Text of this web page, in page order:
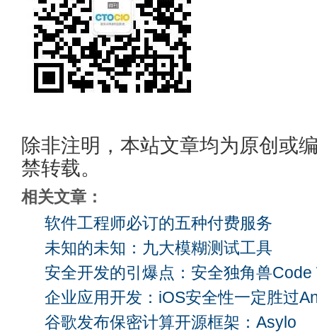
除非注明，本站文章均为原创或
禁转载。
相关文章：
软件工程师必订的五种付费服务
未知的未知：九大模糊测试工具
安全开发的引爆点：安全独角兽
企业应用开发：iOS安全性一定胜过
谷歌发布保密计算开源框架：Asylo